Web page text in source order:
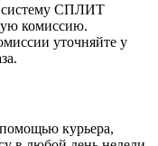
систему СПЛИТ
комиссию.
уточняйте у
помощью курьера,